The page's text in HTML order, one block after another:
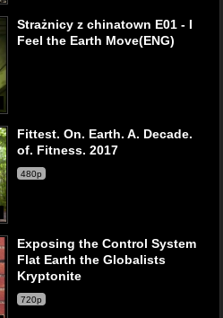
Strażnicy z chinatown E01 - I
Feel the Earth Move(ENG)
Fittest. On. Earth. A. Decade.
of. Fitness. 2017
480p
Exposing the Control System
Flat Earth the Globalists
Kryptonite
720p